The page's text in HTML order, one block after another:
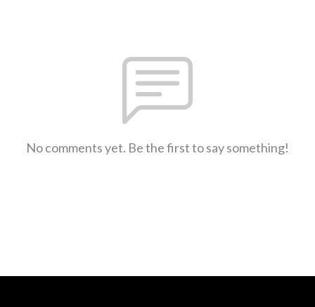
No comments yet. Be the first to say something!